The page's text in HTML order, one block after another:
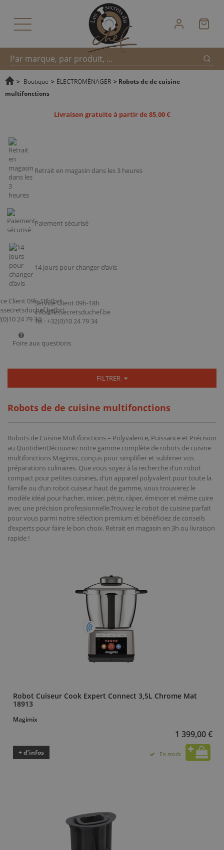
Recherche
> Boutique > ÉLECTROMÉNAGER > Robots de de cuisine
multifonctions
Livraison gratuite à partir de 85,00 €
Retrait en magasin dans les 3 heures
Paiement sécurisé
14 jours pour changer d’avis
Service Client 09h-18h
info@lessecretsduchef.be
Tel : +32(0)10 24 79 34
Foire aux questions
FILTRER
Robots de de cuisine multifonctions
Robots de Cuisine Multifonctions – Polyvalence, Puissance et Précision
au QuotidienDécouvrez notre gamme complète de robots de cuisine
multifonctions Magimix, conçus pour simplifier et sublimer vos
préparations culinaires. Que vous soyez à la recherche d’un robot
compact pour petites cuisines, d’un appareil polyvalent pour toute la
famille ou d’un robot cuiseur haut de gamme, vous trouverez le
modèle idéal pour hacher, mixer, pétrir, râper, émincer et même cuire
avec une précision professionnelle.Trouvez le robot de cuisine parfait
pour vous parmi notre sélection premium et bénéficiez de conseils
d’experts pour faire le bon choix. Retrait en magasin en 3h ou livraison
rapide !
Robot Cuiseur Cook Expert Connect 3,5L Chrome Mat
18913
Magimix
1 399,00 €
+ d’infos En stock